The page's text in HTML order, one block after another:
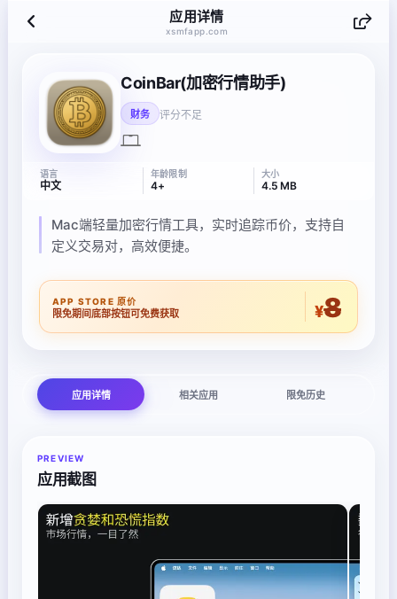
应用详情
xsmfapp.com
CoinBar(加密行情助手)
财务 评分不足
语言
中文
年龄限制
4+
大小
4.5 MB
Mac端轻量加密行情工具，实时追踪币价，支持自
定义交易对，高效便捷。
APP STORE 原价
限免期间底部按钮可免费获取 ¥8
应用详情 相关应用 限免历史
PREVIEW
应用截图